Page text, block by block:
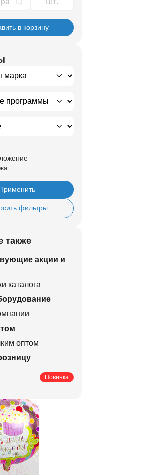
в корзину
фильтры
также
акции и
каталога
оптом
Новинка